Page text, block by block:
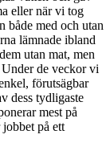
eller när vi tog
både med och utan
lämnade ibland
utan mat, men
de veckor vi
förutsägbar
dess tydligaste
mest på
på ett